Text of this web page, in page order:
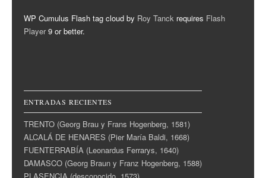
WP Cumulus Flash tag cloud by Roy Tanck requires Flash
Player9 or better.
ENTRADAS RECIENTES
TRENTO (Georg Brau y Frans Hogenberg, 1581)
ALCALÁ DE HENARES (Pier María Baldi, 1668)
FUENTERRABÍA (Leonardus Ferrarys, 1640)
DAMASCO (Georg Braun y Franz Hogenberg, 1588)